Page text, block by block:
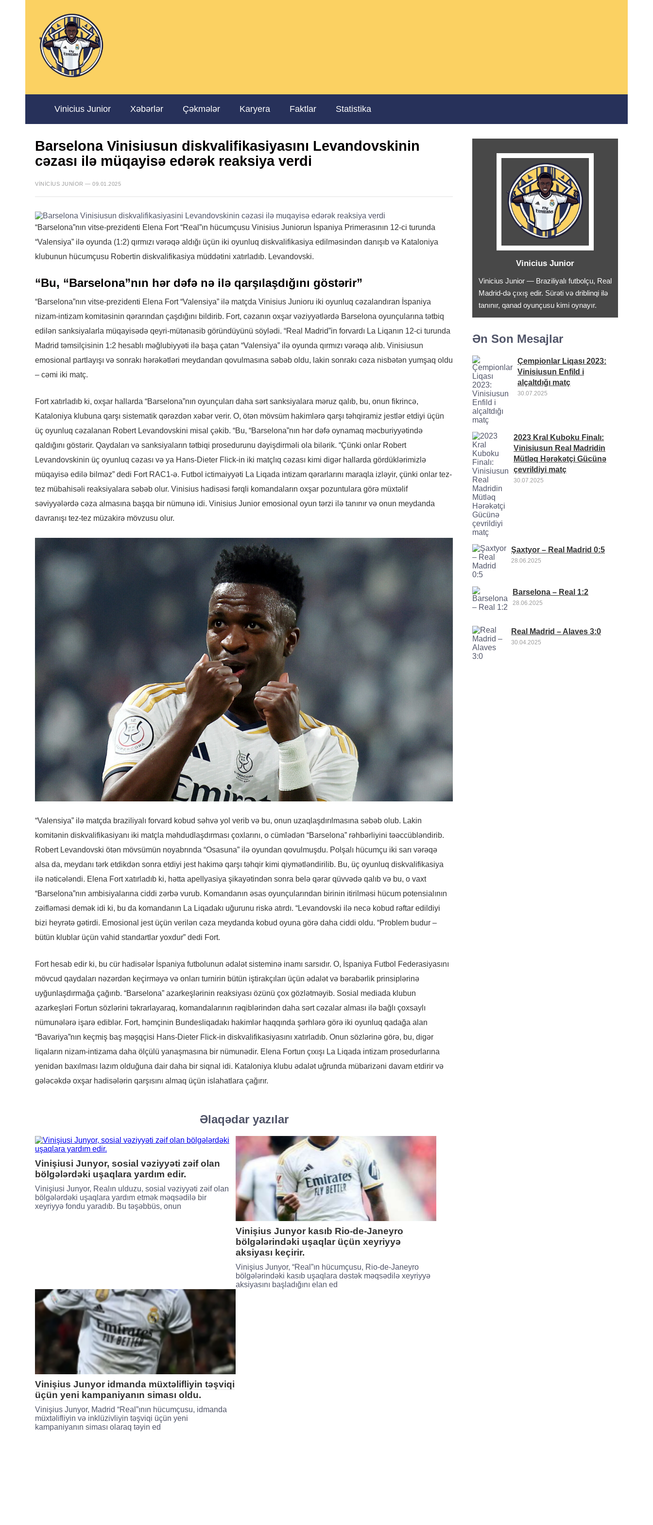
Vinicius Junior Xəbərlər Çəkmələr Karyera Faktlar Statistika
Barselona Vinisiusun diskvalifikasiyasını Levandovskinin
cəzası ilə müqayisə edərək reaksiya verdi
VINICIUS JUNIOR — 09.01.2025
“Barselona”nın vitse-prezidenti Elena Fort “Real”ın hücumçusu Vinisius Juniorun İspaniya Primerasının 12-ci turunda
“Valensiya” ilə oyunda (1:2) qırmızı vərəqə aldığı üçün iki oyunluq diskvalifikasiya edilməsindən danışıb və Kataloniya
klubunun hücumçusu Robertin diskvalifikasiya müddətini xatırladıb. Levandovski.
“Bu, “Barselona”nın hər dəfə nə ilə qarşılaşdığını göstərir”
“Barselona”nın vitse-prezidenti Elena Fort “Valensiya” ilə matçda Vinisius Junioru iki oyunluq cəzalandıran İspaniya
nizam-intizam komitəsinin qərarından çaşdığını bildirib. Fort, cəzanın oxşar vəziyyətlərdə Barselona oyunçularına tətbiq
edilən sanksiyalarla müqayisədə qeyri-mütənasib göründüyünü söylədi. “Real Madrid”in forvardı La Liqanın 12-ci turunda
Madrid təmsilçisinin 1:2 hesablı məğlubiyyəti ilə başa çatan “Valensiya” ilə oyunda qırmızı vərəqə alıb. Vinisiusun
emosional partlayışı və sonrakı hərəkətləri meydandan qovulmasına səbəb oldu, lakin sonrakı cəza nisbətən yumşaq oldu
– cəmi iki matç.
Fort xatırladıb ki, oxşar hallarda “Barselona”nın oyunçuları daha sərt sanksiyalara məruz qalıb, bu, onun fikrincə,
Kataloniya klubuna qarşı sistematik qərəzdən xəbər verir. O, ötən mövsüm hakimlərə qarşı təhqiramiz jestlər etdiyi üçün
üç oyunluq cəzalanan Robert Levandovskini misal çəkib. “Bu, “Barselona”nın hər dəfə oynamaq məcburiyyətində
qaldığını göstərir. Qaydaları və sanksiyaların tətbiqi prosedurunu dəyişdirməli ola bilərik. “Çünki onlar Robert
Levandovskinin üç oyunluq cəzası və ya Hans-Dieter Flick-in iki matçlıq cəzası kimi digər hallarda gördüklərimizlə
müqayisə edilə bilməz” dedi Fort RAC1-ə. Futbol ictimaiyyəti La Liqada intizam qərarlarını maraqla izləyir, çünki onlar tez-
tez mübahisəli reaksiyalara səbəb olur. Vinisius hadisəsi fərqli komandaların oxşar pozuntulara görə müxtəlif
səviyyələrdə cəza almasına başqa bir nümunə idi. Vinisius Junior emosional oyun tərzi ilə tanınır və onun meydanda
davranışı tez-tez müzakirə mövzusu olur.
“Valensiya” ilə matçda braziliyalı forvard kobud səhvə yol verib və bu, onun uzaqlaşdırılmasına səbəb olub. Lakin
komitənin diskvalifikasiyanı iki matçla məhdudlaşdırması çoxlarını, o cümlədən “Barselona” rəhbərliyini təəccübləndirib.
Robert Levandovski ötən mövsümün noyabrında “Osasuna” ilə oyundan qovulmuşdu. Polşalı hücumçu iki sarı vərəqə
alsa da, meydanı tərk etdikdən sonra etdiyi jest hakimə qarşı təhqir kimi qiymətləndirilib. Bu, üç oyunluq diskvalifikasiya
ilə nəticələndi. Elena Fort xatırladıb ki, hətta apellyasiya şikayətindən sonra belə qərar qüvvədə qalıb və bu, o vaxt
“Barselona”nın ambisiyalarına ciddi zərbə vurub. Komandanın əsas oyunçularından birinin itirilməsi hücum potensialının
zəifləməsi demək idi ki, bu da komandanın La Liqadakı uğurunu riskə atırdı. “Levandovski ilə necə kobud rəftar edildiyi
bizi heyrətə gətirdi. Emosional jest üçün verilən cəza meydanda kobud oyuna görə daha ciddi oldu. “Problem budur –
bütün klublar üçün vahid standartlar yoxdur” dedi Fort.
Fort hesab edir ki, bu cür hadisələr İspaniya futbolunun ədalət sisteminə inamı sarsıdır. O, İspaniya Futbol Federasiyasını
mövcud qaydaları nəzərdən keçirməyə və onları turnirin bütün iştirakçıları üçün ədalət və bərabərlik prinsiplərinə
uyğunlaşdırmağa çağırıb. “Barselona” azarkeşlərinin reaksiyası özünü çox gözlətməyib. Sosial mediada klubun
azarkeşləri Fortun sözlərini təkrarlayaraq, komandalarının rəqiblərindən daha sərt cəzalar alması ilə bağlı çoxsaylı
nümunələrə işarə ediblər. Fort, həmçinin Bundesliqadakı hakimlər haqqında şərhlərə görə iki oyunluq qadağa alan
“Bavariya”nın keçmiş baş məşqçisi Hans-Dieter Flick-in diskvalifikasiyasını xatırladıb. Onun sözlərinə görə, bu, digər
liqaların nizam-intizama daha ölçülü yanaşmasına bir nümunədir. Elena Fortun çıxışı La Liqada intizam prosedurlarına
yenidən baxılması lazım olduğuna dair daha bir siqnal idi. Kataloniya klubu ədalət uğrunda mübarizəni davam etdirir və
gələcəkdə oxşar hadisələrin qarşısını almaq üçün islahatlara çağırır.
Əlaqədar yazılar
Vinişiusi Junyor, sosial vəziyyəti zəif olan
bölgələrdəki uşaqlara yardım edir.
Vinişiusi Junyor, Realın ulduzu, sosial vəziyyəti zəif olan
bölgələrdəki uşaqlara yardım etmək məqsədilə bir
xeyriyyə fondu yaradıb. Bu təşəbbüs, onun
Vinişius Junyor kasıb Rio-de-Janeyro
bölgələrindəki uşaqlar üçün xeyriyyə
aksiyası keçirir.
Vinişius Junyor, “Real”ın hücumçusu, Rio-de-Janeyro
bölgələrindəki kasıb uşaqlara dəstək məqsədilə xeyriyyə
aksiyasını başladığını elan ed
Vinişius Junyor idmanda müxtəlifliyin təşviqi
üçün yeni kampaniyanın siması oldu.
Vinişius Junyor, Madrid “Real”ının hücumçusu, idmanda
müxtəlifliyin və inklüzivliyin təşviqi üçün yeni
kampaniyanın siması olaraq təyin ed
Vinicius Junior
Vinicius Junior — Braziliyalı futbolçu, Real
Madrid-də çıxış edir. Sürəti və driblinqi ilə
tanınır, qanad oyunçusu kimi oynayır.
Ən Son Mesajlar
Çempionlar Liqası 2023:
Vinisiusun Enfild i
alçaltdığı matç
30.07.2025
2023 Kral Kuboku Finalı:
Vinisiusun Real Madridin
Mütləq Hərəkətçi Gücünə
çevrildiyi matç
30.07.2025
Şaxtyor – Real Madrid 0:5
28.06.2025
Barselona – Real 1:2
28.06.2025
Real Madrid – Alaves 3:0
30.04.2025